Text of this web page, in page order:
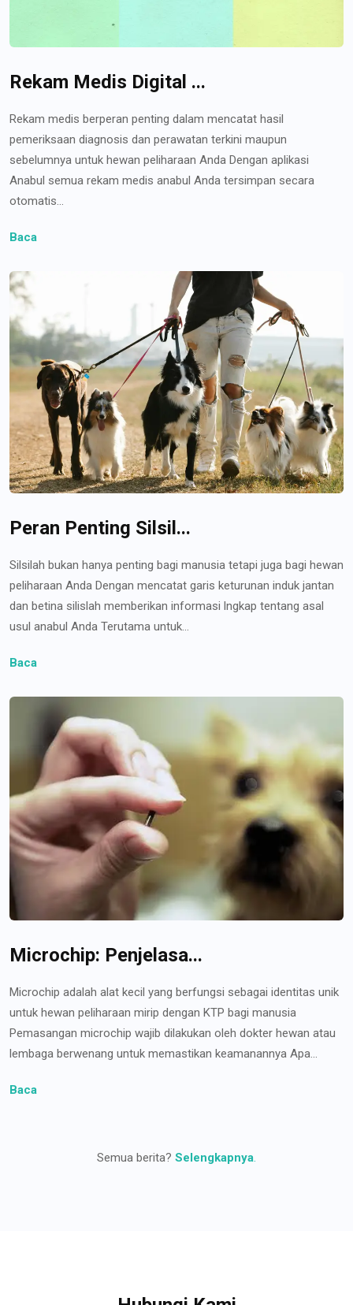
Rekam Medis Digital ...
Rekam medis berperan penting dalam mencatat hasil
pemeriksaan diagnosis dan perawatan terkini maupun
sebelumnya untuk hewan peliharaan Anda Dengan aplikasi
Anabul semua rekam medis anabul Anda tersimpan secara
otomatis...
Baca
Peran Penting Silsil...
Silsilah bukan hanya penting bagi manusia tetapi juga bagi hewan
peliharaan Anda Dengan mencatat garis keturunan induk jantan
dan betina silislah memberikan informasi lngkap tentang asal
usul anabul Anda Terutama untuk...
Baca
Microchip: Penjelasa...
Microchip adalah alat kecil yang berfungsi sebagai identitas unik
untuk hewan peliharaan mirip dengan KTP bagi manusia
Pemasangan microchip wajib dilakukan oleh dokter hewan atau
lembaga berwenang untuk memastikan keamanannya Apa...
Baca
Semua berita? Selengkapnya.